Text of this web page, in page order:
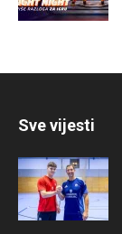
Sve vijesti